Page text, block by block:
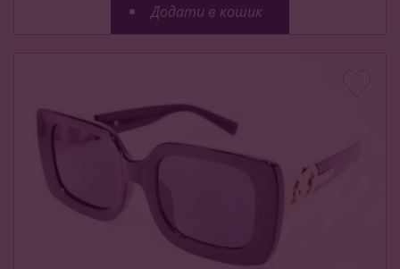
Додати в кошик